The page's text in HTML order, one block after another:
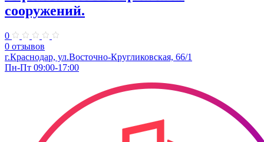
сооружений.
0
0 отзывов
г.Краснодар, ул.Восточно-Кругликовская, 66/1
Пн-Пт 09:00-17:00